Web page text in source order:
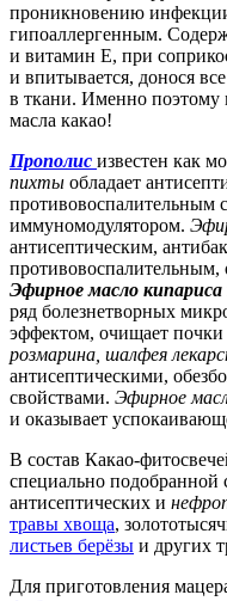
проникновению
гипоаллергенным.
и витамин Е, при
и впитывается, донося
в ткани. Именно поэтому
масла какао!
Прополис известен как
пихты обладает
противовоспалительным
иммуномодулятором.
антисептическим,
Эфирное масло кипариса
ряд болезнетворных
эффектом, очищает
розмарина, шалфея
антисептическими,
свойствами. Эфирное
и оказывает
В состав Какао-
специально подобранной
антисептических и
травы хвоща,
листьев берёзы и других
Для приготовления